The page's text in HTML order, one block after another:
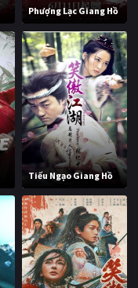
Phượng Lạc Giang Hồ
Tiếu Ngạo Giang Hồ